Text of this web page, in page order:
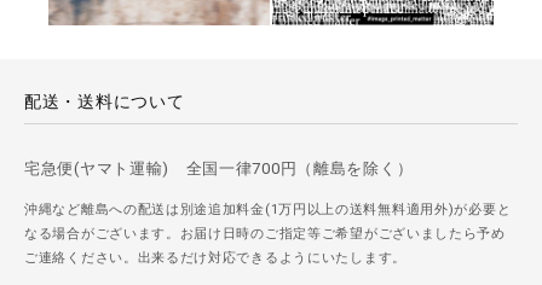
配送・送料について
宅急便(ヤマト運輸) 全国一律700円（離島を除く）
沖縄など離島への配送は別途追加料金(1万円以上の送料無料適用外)が必要と
なる場合がございます。お届け日時のご指定等ご希望がございましたら予め
ご連絡ください。出来るだけ対応できるようにいたします。